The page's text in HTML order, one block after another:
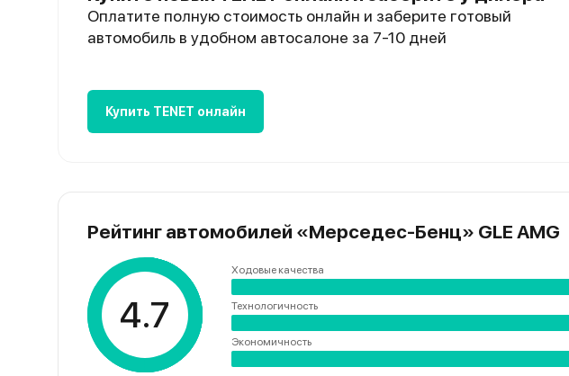
Оплатите полную стоимость онлайн и заберите готовый
автомобиль в удобном автосалоне за 7-10 дней
Купить TENET онлайн
Рейтинг автомобилей «Mерседес-Бенц» GLE AMG
4.7
Ходовые качества
Технологичность
Экономичность